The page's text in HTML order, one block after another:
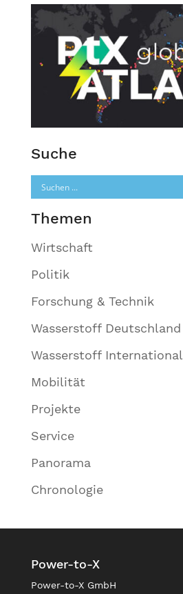
Suche
Themen
Wirtschaft
Politik
Forschung & Technik
Wasserstoff Deutschland
Wasserstoff International
Mobilität
Projekte
Service
Panorama
Chronologie
Power-to-X
Power-to-X GmbH